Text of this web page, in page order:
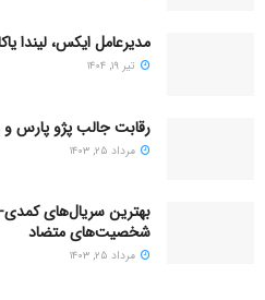
مدیرعامل ایکس، لیندا
تیر ۱۹, ۱۴۰۴
رقابت جالب پژو پارس و
مرداد ۲۵, ۱۴۰۳
بهترین سریال‌های
شخصیت‌های متضاد
مرداد ۲۵, ۱۴۰۳